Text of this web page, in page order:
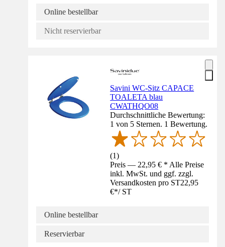
Online bestellbar
Nicht reservierbar
Savini WC-Sitz CAPACE
TOALETA blau
CWATHQO08
Durchschnittliche Bewertung:
1 von 5 Sternen. 1 Bewertung.
(1)
Preis — 22,95 € * Alle Preise
inkl. MwSt. und ggf. zzgl.
Versandkosten pro ST22,95
€*/ ST
Online bestellbar
Reservierbar